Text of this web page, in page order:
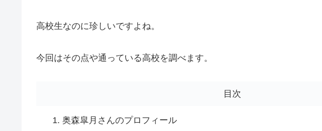
高校生なのに珍しいですよね。
今回はその点や通っている高校を調べます。
目次
奥森皐月さんのプロフィール